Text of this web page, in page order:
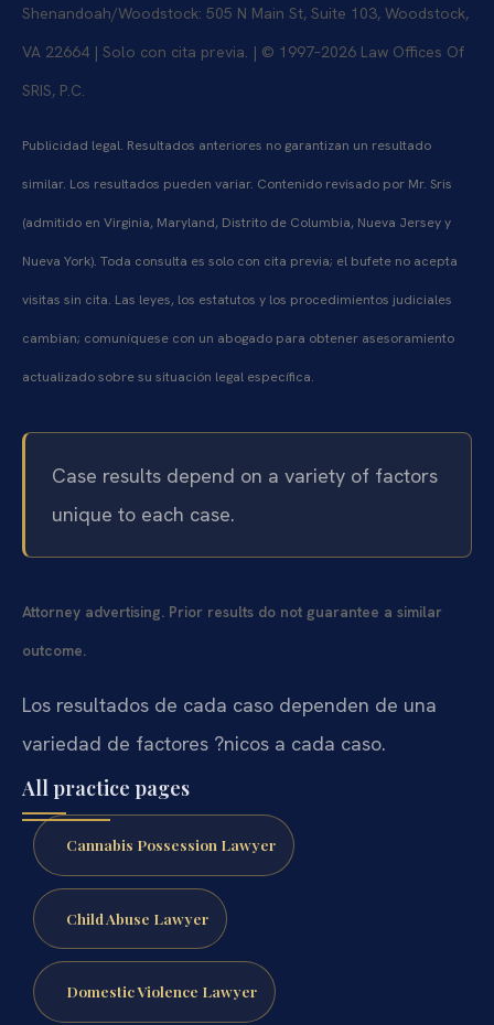
Shenandoah/Woodstock: 505 N Main St, Suite 103, Woodstock,
VA 22664 | Solo con cita previa. | © 1997–2026 Law Offices Of
SRIS, P.C.
Publicidad legal. Resultados anteriores no garantizan un resultado
similar. Los resultados pueden variar. Contenido revisado por Mr. Sris
(admitido en Virginia, Maryland, Distrito de Columbia, Nueva Jersey y
Nueva York). Toda consulta es solo con cita previa; el bufete no acepta
visitas sin cita. Las leyes, los estatutos y los procedimientos judiciales
cambian; comuníquese con un abogado para obtener asesoramiento
actualizado sobre su situación legal específica.
Case results depend on a variety of factors
unique to each case.
Attorney advertising. Prior results do not guarantee a similar
outcome.
Los resultados de cada caso dependen de una
variedad de factores ?nicos a cada caso.
All practice pages
Cannabis Possession Lawyer
Child Abuse Lawyer
Domestic Violence Lawyer